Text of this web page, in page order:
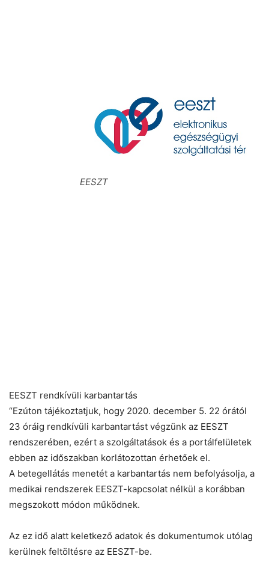
EESZT
EESZT rendkívüli karbantartás
“Ezúton tájékoztatjuk, hogy 2020. december 5. 22 órától
23 óráig rendkívüli karbantartást végzünk az EESZT
rendszerében, ezért a szolgáltatások és a portálfelületek
ebben az időszakban korlátozottan érhetőek el.
A betegellátás menetét a karbantartás nem befolyásolja, a
medikai rendszerek EESZT-kapcsolat nélkül a korábban
megszokott módon működnek.
Az ez idő alatt keletkező adatok és dokumentumok utólag
kerülnek feltöltésre az EESZT-be.